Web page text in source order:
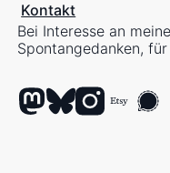
Kontakt
Bei Interesse an
Spontangedanken,